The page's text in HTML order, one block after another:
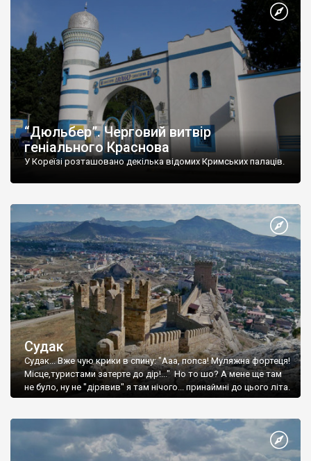
“Дюльбер”. Черговий витвір
геніального Краснова
У Кореїзі розташовано декілька відомих Кримських палаців.
Судак
Судак... Вже чую крики в спину: "Ааа, попса! Муляжна фортеця!
Місце,туристами затерте до дір!..." Но то шо? А мене ще там
не було, ну не "дірявив" я там нічого... принаймні до цього літа.